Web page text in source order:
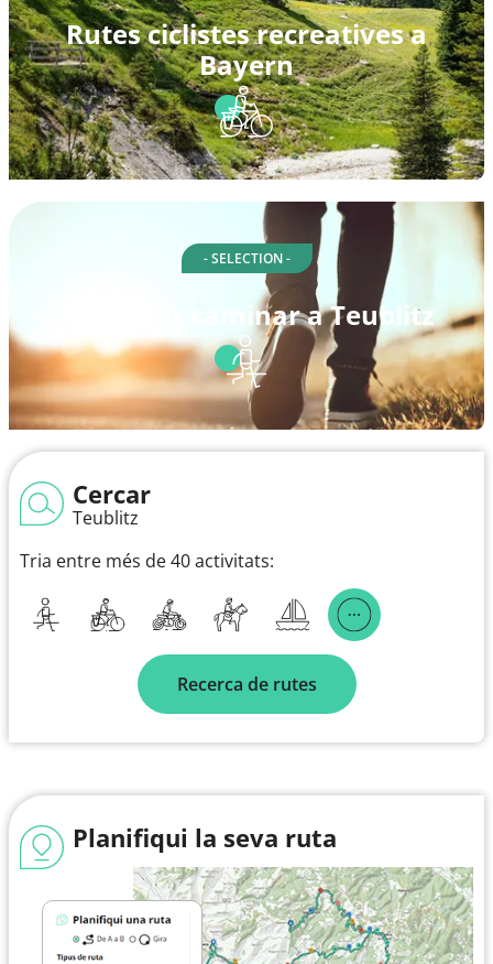
Rutes ciclistes recreatives a
Bayern
- SELECTION -
Rutes per caminar a Teublitz
Cercar
Teublitz
Tria entre més de 40 activitats:
Recerca de rutes
Planifiqui la seva ruta